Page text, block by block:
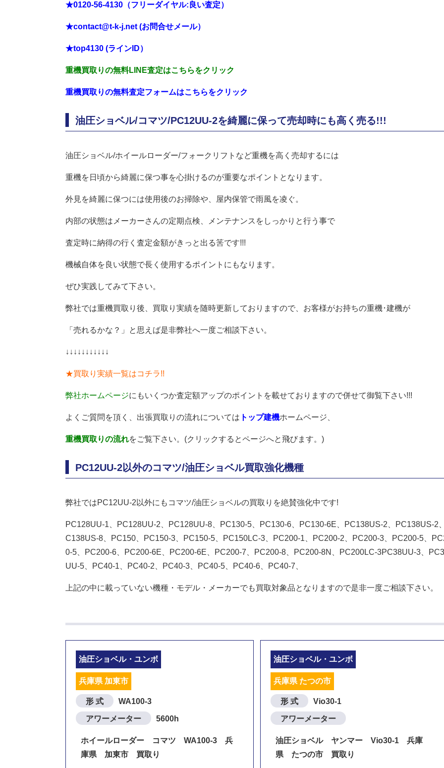
★0120-56-4130（フリーダイヤル:良い査定）
★contact@t-k-j.net (お問合せメール）
★top4130 (ラインID）
重機買取りの無料LINE査定はこちらをクリック
重機買取りの無料査定フォームはこちらをクリック
油圧ショベル/コマツ/PC12UU-2を綺麗に保って売却時にも高く売る!!!
油圧ショベル/ホイールローダー/フォークリフトなど重機を高く売却するには
重機を日頃から綺麗に保つ事を心掛けるのが重要なポイントとなります。
外見を綺麗に保つには使用後のお掃除や、屋内保管で雨風を凌ぐ。
内部の状態はメーカーさんの定期点検、メンテナンスをしっかりと行う事で
査定時に納得の行く査定金額がきっと出る筈です!!!
機械自体を良い状態で長く使用するポイントにもなります。
ぜひ実践してみて下さい。
弊社では重機買取り後、買取り実績を随時更新しておりますので、お客様がお持ちの重機･建機が
「売れるかな？」と思えば是非弊社へ一度ご相談下さい。
↓↓↓↓↓↓↓↓↓↓↓
★買取り実績一覧はコチラ!!
弊社ホームページにもいくつか査定額アップのポイントを載せておりますので併せて御覧下さい!!!
よくご質問を頂く、出張買取りの流れについては トップ建機ホームページ、
重機買取りの流れをご覧下さい。(クリックするとページへと飛びます。)
PC12UU-2以外のコマツ/油圧ショベル買取強化機種
弊社ではPC12UU-2以外にもコマツ/油圧ショベルの買取りを絶賛強化中です!
PC128UU-1、PC128UU-2、PC128UU-8、PC130-5、PC130-6、PC130-6E、PC138US-2、PC138US-2
C138US-8、PC150、PC150-3、PC150-5、PC150LC-3、PC200-1、PC200-2、PC200-3、PC200-5、
0-5、PC200-6、PC200-6E、PC200-6E、PC200-7、PC200-8、PC200-8N、PC200LC-3PC38UU-3、
UU-5、PC40-1、PC40-2、PC40-3、PC40-5、PC40-6、PC40-7、
上記の中に載っていない機種・モデル・メーカーでも買取対象品となりますので是非一度ご相談下さい。
油圧ショベル・ユンボ
兵庫県 加東市
形 式 WA100-3
アワーメーター 5600h
ホイールローダー コマツ WA100-3 兵
庫県 加東市 買取り
油圧ショベル・ユンボ
兵庫県 たつの市
形 式 Vio30-1
アワーメーター
油圧ショベル ヤンマー Vio30-1 兵庫
県 たつの市 買取り